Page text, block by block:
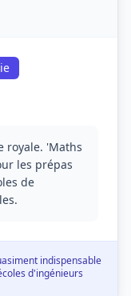
royale. 'Maths
les prépas
de
indispensable
d'ingénieurs